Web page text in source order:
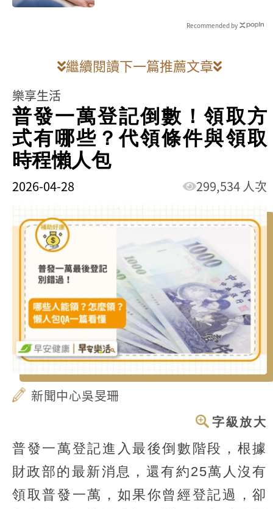
Recommended by
繼續閱讀下一篇推薦文章
樂享生活
普發一萬登記倒數！領取方
式有哪些？代領條件與領取
時程懶人包
2026-04-28 299,534 人次
新聞中心吳旻珊
字級放大
普發一萬登記進入最後倒數階段，根據
財政部的最新消息，還有約25萬人沒有
領取普發一萬，如果你曾經登記過，卻